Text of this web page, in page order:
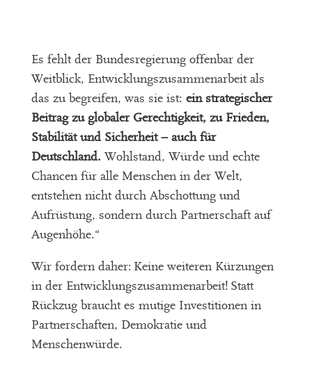
Es fehlt der Bundesregierung offenbar der
Weitblick, Entwicklungszusammenarbeit als
das zu begreifen, was sie ist: ein strategischer
Beitrag zu globaler Gerechtigkeit, zu Frieden,
Stabilität und Sicherheit – auch für
Deutschland. Wohlstand, Würde und echte
Chancen für alle Menschen in der Welt,
entstehen nicht durch Abschottung und
Aufrüstung, sondern durch Partnerschaft auf
Augenhöhe.“
Wir fordern daher: Keine weiteren Kürzungen
in der Entwicklungszusammenarbeit! Statt
Rückzug braucht es mutige Investitionen in
Partnerschaften, Demokratie und
Menschenwürde.